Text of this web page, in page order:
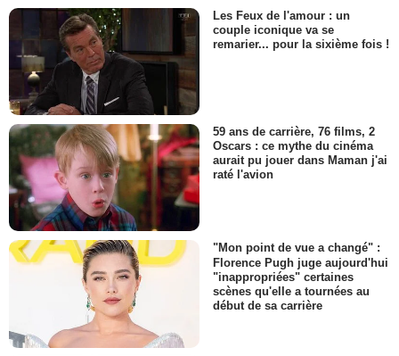
Les Feux de l'amour : un
couple iconique va se
remarier... pour la sixième fois !
59 ans de carrière, 76 films, 2
Oscars : ce mythe du cinéma
aurait pu jouer dans Maman j'ai
raté l'avion
"Mon point de vue a changé" :
Florence Pugh juge aujourd'hui
"inappropriées" certaines
scènes qu'elle a tournées au
début de sa carrière